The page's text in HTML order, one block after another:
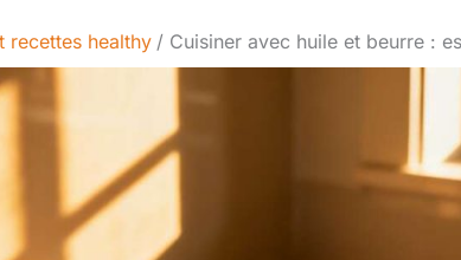
recettes healthy Cuisiner avec huile et beurre :